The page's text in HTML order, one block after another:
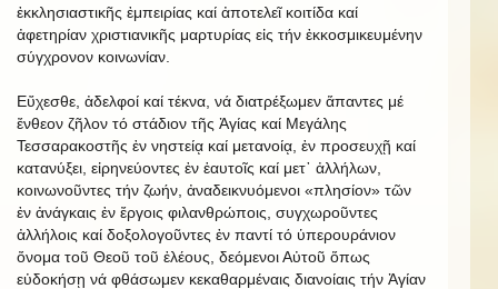
ἐκκλησιαστικῆς ἐμπειρίας καί ἀποτελεῖ κοιτίδα καί
ἀφετηρίαν χριστιανικῆς μαρτυρίας εἰς τήν ἐκκοσμικευμένην
σύγχρονον κοινωνίαν.
Εὔχεσθε, ἀδελφοί καί τέκνα, νά διατρέξωμεν ἅπαντες μέ
ἔνθεον ζῆλον τό στάδιον τῆς Ἁγίας καί Μεγάλης
Τεσσαρακοστῆς ἐν νηστείᾳ καί μετανοίᾳ, ἐν προσευχῇ καί
κατανύξει, εἰρηνεύοντες ἐν ἑαυτοῖς καί μετ᾿ ἀλλήλων,
κοινωνοῦντες τήν ζωήν, ἀναδεικνυόμενοι «πλησίον» τῶν
ἐν ἀνάγκαις ἐν ἔργοις φιλανθρώποις, συγχωροῦντες
ἀλλήλοις καί δοξολογοῦντες ἐν παντί τό ὑπερουράνιον
ὄνομα τοῦ Θεοῦ τοῦ ἐλέους, δεόμενοι Αὐτοῦ ὅπως
εὐδοκήσῃ νά φθάσωμεν κεκαθαρμέναις διανοίαις τήν Ἁγίαν